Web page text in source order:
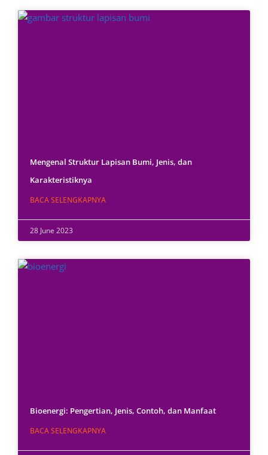
Mengenal Struktur Lapisan Bumi, Jenis, dan
Karakteristiknya
BACA SELENGKAPNYA
28 June 2023
Bioenergi: Pengertian, Jenis, Contoh, dan Manfaat
BACA SELENGKAPNYA